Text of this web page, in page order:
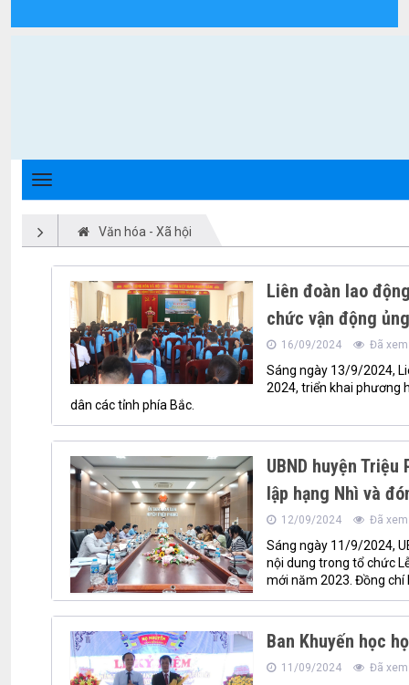
Văn hóa - Xã hội
Liên đoàn lao
chức vận động
16/09/2024 Đã
Sáng ngày 13/9/2024,
2024, triển khai phương
dân các tỉnh phía Bắc.
UBND huyện
lập hạng Nhì và
12/09/2024 Đã
Sáng ngày 11/9/2024,
nội dung trong tổ chức
mới năm 2023. Đồng chí
Ban Khuyến học
11/09/2024 Đã